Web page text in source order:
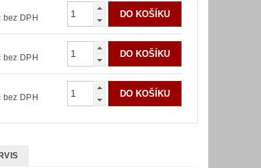
105,36 Kč bez DPH
105,36 Kč bez DPH
105,36 Kč bez DPH